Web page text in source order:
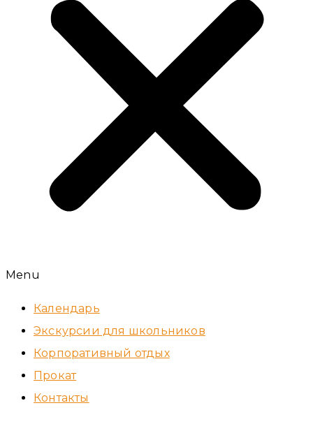
Menu
Календарь
Экскурсии для школьников
Корпоративный отдых
Прокат
Контакты